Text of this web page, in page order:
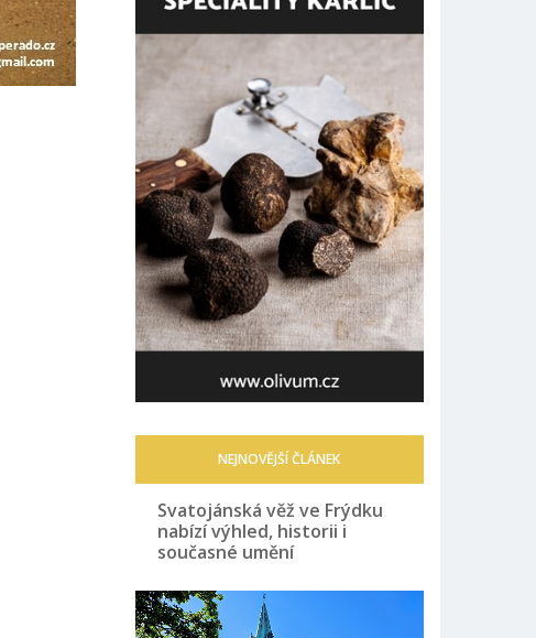
NEJNOVĚJŠÍ ČLÁNEK
Svatojánská věž ve Frýdku
nabízí výhled, historii i
současné umění